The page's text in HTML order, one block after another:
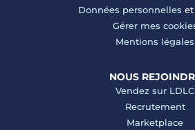
Données personnelles et
Gérer mes
Mentions légales
NOUS
Vendez sur LDLC
Recrutement
Marketplace